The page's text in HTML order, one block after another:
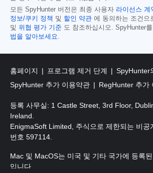
모든 SpyHunter 버전은 최종 사용자 라이선스 계
정보/쿠키 정책 및 할인 약관 에 동의하는 조건으
및 위협 평가 기준 도 참조하십시오. SpyHunter
법을 알아보세요.
홈페이지 프로그램 제거 단계
SpyHunter
SpyHunter 추가 이용약관
RegHunter 추가
등록 사무실: 1 Castle Street, 3rd Floor,
Ireland.
EnigmaSoft Limited, 주식으로 제한되는 비공
번호 597114.
Mac 및 MacOS는 미국 및 기타 국가에 등록
입니다.